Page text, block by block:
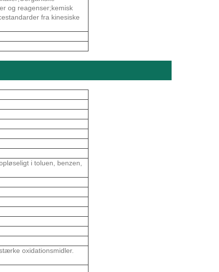
og reagenser;kemisk
fra kinesiske
i toluen, benzen,
oxidationsmidler.